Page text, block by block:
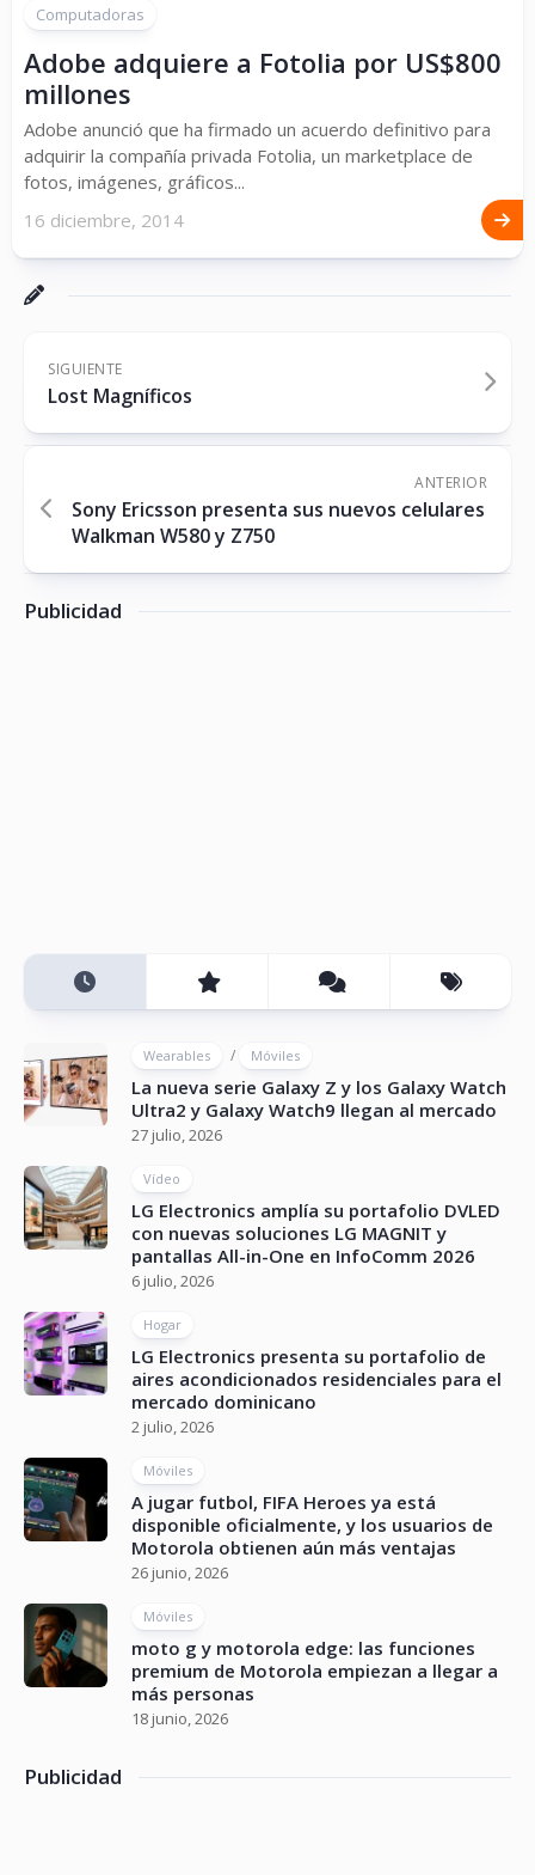
Computadoras
Adobe adquiere a Fotolia por US$800
millones
Adobe anunció que ha firmado un acuerdo definitivo para
adquirir la compañía privada Fotolia, un marketplace de
fotos, imágenes, gráficos...
16 diciembre, 2014
SIGUIENTE
Lost Magníficos
ANTERIOR
Sony Ericsson presenta sus nuevos celulares
Walkman W580 y Z750
Publicidad
Wearables / Móviles
La nueva serie Galaxy Z y los Galaxy Watch
Ultra2 y Galaxy Watch9 llegan al mercado
27 julio, 2026
Vídeo
LG Electronics amplía su portafolio DVLED
con nuevas soluciones LG MAGNIT y
pantallas All-in-One en InfoComm 2026
6 julio, 2026
Hogar
LG Electronics presenta su portafolio de
aires acondicionados residenciales para el
mercado dominicano
2 julio, 2026
Móviles
A jugar futbol, FIFA Heroes ya está
disponible oficialmente, y los usuarios de
Motorola obtienen aún más ventajas
26 junio, 2026
Móviles
moto g y motorola edge: las funciones
premium de Motorola empiezan a llegar a
más personas
18 junio, 2026
Publicidad